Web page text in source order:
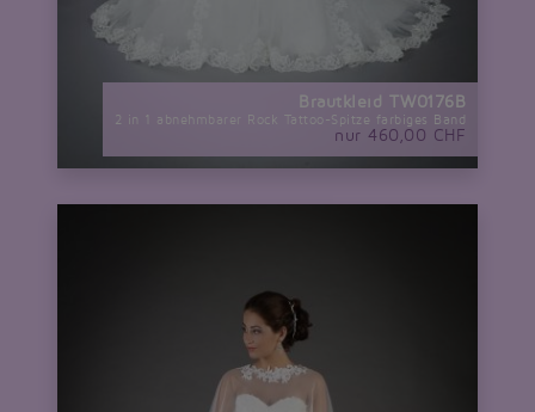
Brautkleid TW0176B
2 in 1 abnehmbarer Rock Tattoo-Spitze farbiges Band
nur 460,00 CHF